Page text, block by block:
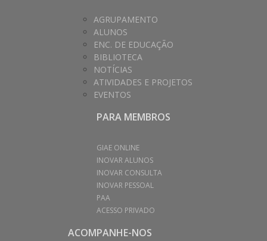
AGRUPAMENTO
ALUNOS
ENC. DE EDUCAÇÃO
BIBLIOTECA
NOTÍCIAS
ATIVIDADES E PROJETOS
EVENTOS
PARA MEMBROS
GIAE ONLINE
INOVAR ALUNOS
INOVAR CONSULTA
INOVAR PESSOAL
PAA
ACESSO PRIVADO
ACOMPANHE-NOS